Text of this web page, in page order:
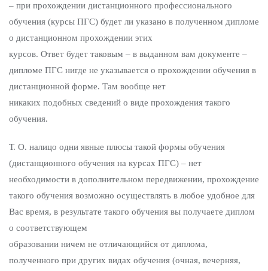
– при прохождении дистанционного профессионального
обучения (курсы ПГС) будет ли указано в полученном дипломе
о дистанционном прохождении этих
курсов. Ответ будет таковым – в выданном вам документе –
дипломе ПГС нигде не указывается о прохождении обучения в
дистанционной форме. Там вообще нет
никаких подобных сведений о виде прохождения такого
обучения.
Т. О. налицо одни явные плюсы такой формы обучения
(дистанционного обучения на курсах ПГС) – нет
необходимости в дополнительном передвижении, прохождение
такого обучения возможно осуществлять в любое удобное для
Вас время, в результате такого обучения вы получаете диплом
о соответствующем
образовании ничем не отличающийся от диплома,
полученного при других видах обучения (очная, вечерняя,